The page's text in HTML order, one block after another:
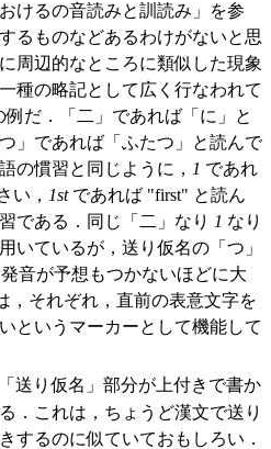
けるの音読みと訓読み」を参
るものなどあるわけがないと思
周辺的なところに類似した現象
種の略記として広く行なわれて
例だ．「二」であれば「に」と
」であれば「ふたつ」と読んで
の慣習と同じように， 1 であれ
い， 1stであれば "first" と読ん
である．同じ「二」なり 1 なり
いているが，送り仮名の「つ」
音が予想もつかないほどに大
，それぞれ，直前の表意文字を
というマーカーとして機能して
送り仮名」部分が上付きで書か
．これは，ちょうど漢文で送り
するのに似ていておもしろい．